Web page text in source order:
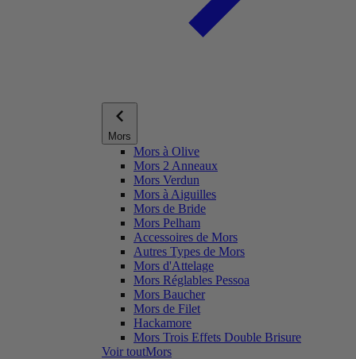
Mors
Mors à Olive
Mors 2 Anneaux
Mors Verdun
Mors à Aiguilles
Mors de Bride
Mors Pelham
Accessoires de Mors
Autres Types de Mors
Mors d'Attelage
Mors Réglables Pessoa
Mors Baucher
Mors de Filet
Hackamore
Mors Trois Effets Double Brisure
Voir toutMors